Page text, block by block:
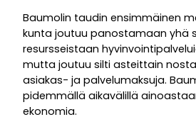
Baumolin taudin ensimmäinen
kunta joutuu panostamaan yhä
resursseistaan
mutta joutuu silti asteittain
asiakas- ja palvelumaksuja.
pidemmällä aikavälillä
ekonomia.